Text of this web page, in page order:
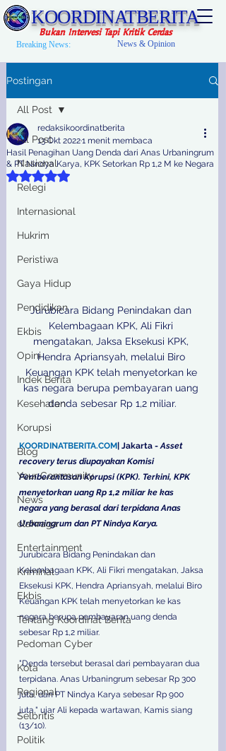
KOORDINATBERITA
Bukan Intervesi Tapi Kritik Cerdas
Breaking News: News & Opinion
Postingan
All Post
Nasional
Relegi
Internasional
Hukrim
Peristiwa
Gaya Hidup
Pendidikan
Ekbis
Opini
Indek Berita
Kesehatan
Korupsi
Blog
Your Community
News
olahraga
Entertainment
Kriminal
Ekbis
Tentang Koordinat Berita
Pedoman Cyber
Kota
Regional
Selbritis
Politik
All Post
Hasil Penagihan Uang Denda dari Anas Urbaningrum
& PT Nindya Karya, KPK Setorkan Rp 1,2 M ke Negara
redaksikoordinatberita
13 Okt 20221 menit membaca
Dinilai NaN dari 5 bintang.
Jurubicara Bidang Penindakan dan
Kelembagaan KPK, Ali Fikri
mengatakan, Jaksa Eksekusi KPK,
Hendra Apriansyah, melalui Biro
Keuangan KPK telah menyetorkan ke
kas negara berupa pembayaran uang
denda sebesar Rp 1,2 miliar.
KOORDINATBERITA.COM | Jakarta - Asset
recovery terus diupayakan Komisi
Pemberantasan Korupsi (KPK). Terkini, KPK
menyetorkan uang Rp 1,2 miliar ke kas
negara yang berasal dari terpidana Anas
Urbaningrum dan PT Nindya Karya.
Jurubicara Bidang Penindakan dan
Kelembagaan KPK, Ali Fikri mengatakan, Jaksa
Eksekusi KPK, Hendra Apriansyah, melalui Biro
Keuangan KPK telah menyetorkan ke kas
negara berupa pembayaran uang denda
sebesar Rp 1,2 miliar.
"Denda tersebut berasal dari pembayaran dua
terpidana. Anas Urbaningrum sebesar Rp 300
juta, dan PT Nindya Karya sebesar Rp 900
juta," ujar Ali kepada wartawan, Kamis siang
(13/10).